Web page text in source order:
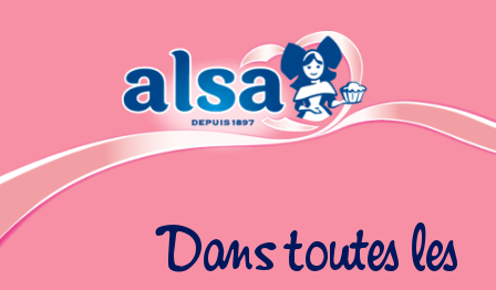
Dans toutes les